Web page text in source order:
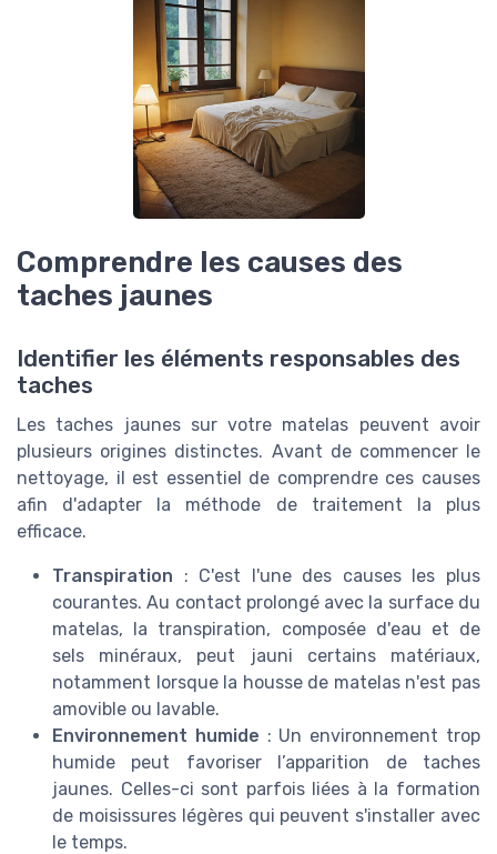
Comprendre les causes des
taches jaunes
Identifier les éléments responsables des
taches
Les taches jaunes sur votre matelas peuvent avoir
plusieurs origines distinctes. Avant de commencer le
nettoyage, il est essentiel de comprendre ces causes
afin d'adapter la méthode de traitement la plus
efficace.
Transpiration : C'est l'une des causes les plus
courantes. Au contact prolongé avec la surface du
matelas, la transpiration, composée d'eau et de
sels minéraux, peut jauni certains matériaux,
notamment lorsque la housse de matelas n'est pas
amovible ou lavable.
Environnement humide : Un environnement trop
humide peut favoriser l’apparition de taches
jaunes. Celles-ci sont parfois liées à la formation
de moisissures légères qui peuvent s'installer avec
le temps.